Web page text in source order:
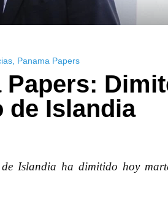
Panama Papers
Papers:
de Islandia
Islandia ha dimitido hoy